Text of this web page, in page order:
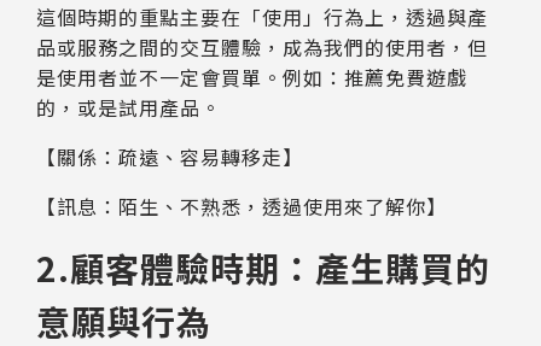
這個時期的重點主要在「使用」行為上，透過與產
品或服務之間的交互體驗，成為我們的使用者，但
是使用者並不一定會買單。例如：推薦免費遊戲
的，或是試用產品。
【關係：疏遠、容易轉移走】
【訊息：陌生、不熟悉，透過使用來了解你】
2.顧客體驗時期：產生購買的
意願與行為